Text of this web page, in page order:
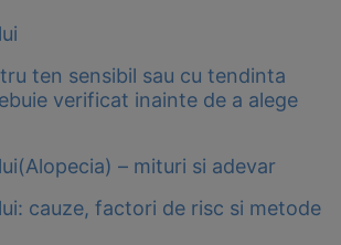
ten sensibil sau cu tendinta
verificat inainte de a alege
– mituri si adevar
cauze, factori de risc si metode